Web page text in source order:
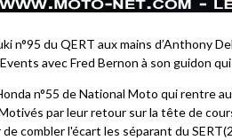
n°95 du QERT aux mains d’Anthony
avec Fred Bernon à son guidon
n°55 de National Moto qui rentre
par leur retour sur la tête de
combler l'écart les séparant du